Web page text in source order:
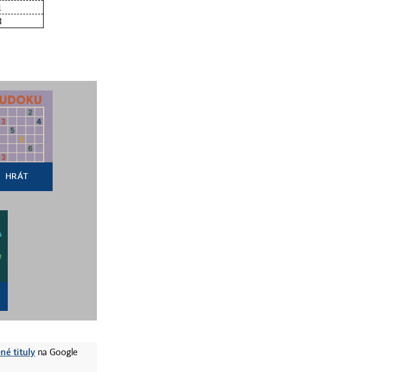
HRÁT
tituly na Google